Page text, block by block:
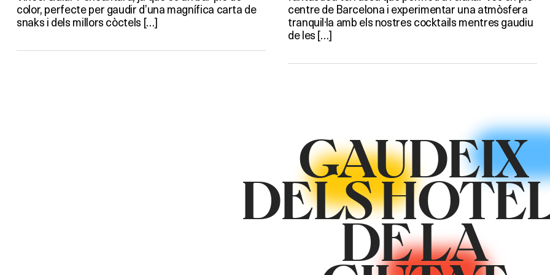
color, perfecte per gaudir d’una magnífica carta de
snaks i dels millors còctels […]
centre de Barcelona i experimentar una atmòsfera
tranquil·la amb els nostres cocktails mentres gaudiu
de les […]
GAUDEIX
DELS
DE LA